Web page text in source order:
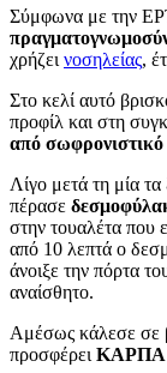
Σύμφωνα με την
χρήζει νοσηλείας,
Στο κελί αυτό
προφίλ και στη
από
Λίγο μετά τη μία
πέρασε
στην τουαλέτα που
από 10 λεπτά ο
άνοιξε την πόρτα
αναίσθητο.
Αμέσως κάλεσε σε
προσφέρει ΚΑΡΠΑ